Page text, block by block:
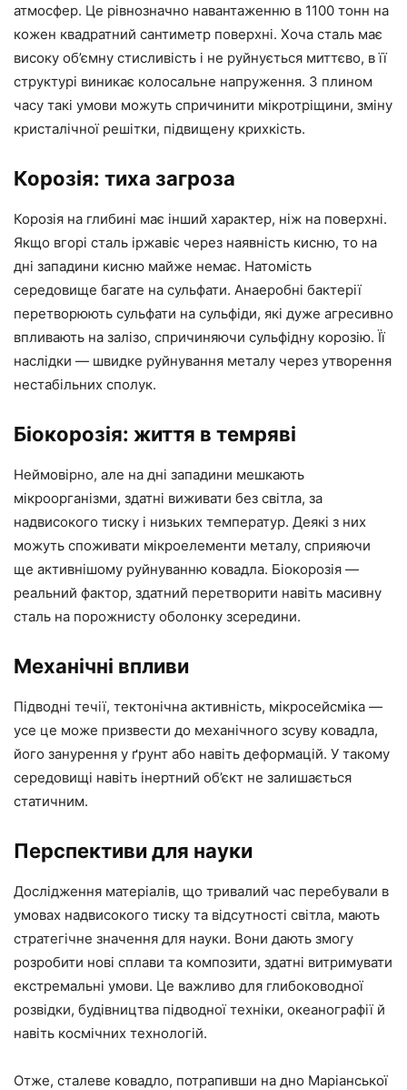
атмосфер. Це рівнозначно навантаженню в 1100 тонн на
кожен квадратний сантиметр поверхні. Хоча сталь має
високу об’ємну стисливість і не руйнується миттєво, в її
структурі виникає колосальне напруження. З плином
часу такі умови можуть спричинити мікротріщини, зміну
кристалічної решітки, підвищену крихкість.
Корозія: тиха загроза
Корозія на глибині має інший характер, ніж на поверхні.
Якщо вгорі сталь іржавіє через наявність кисню, то на
дні западини кисню майже немає. Натомість
середовище багате на сульфати. Анаеробні бактерії
перетворюють сульфати на сульфіди, які дуже агресивно
впливають на залізо, спричиняючи сульфідну корозію. Її
наслідки — швидке руйнування металу через утворення
нестабільних сполук.
Біокорозія: життя в темряві
Неймовірно, але на дні западини мешкають
мікроорганізми, здатні виживати без світла, за
надвисокого тиску і низьких температур. Деякі з них
можуть споживати мікроелементи металу, сприяючи
ще активнішому руйнуванню ковадла. Біокорозія —
реальний фактор, здатний перетворити навіть масивну
сталь на порожнисту оболонку зсередини.
Механічні впливи
Підводні течії, тектонічна активність, мікросейсміка —
усе це може призвести до механічного зсуву ковадла,
його занурення у ґрунт або навіть деформацій. У такому
середовищі навіть інертний об’єкт не залишається
статичним.
Перспективи для науки
Дослідження матеріалів, що тривалий час перебували в
умовах надвисокого тиску та відсутності світла, мають
стратегічне значення для науки. Вони дають змогу
розробити нові сплави та композити, здатні витримувати
екстремальні умови. Це важливо для глибоководної
розвідки, будівництва підводної техніки, океанографії й
навіть космічних технологій.
Отже, сталеве ковадло, потрапивши на дно Маріанської